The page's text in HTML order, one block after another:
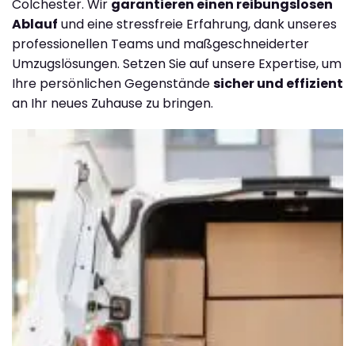
Colchester. Wir garantieren einen reibungslosen
Ablauf und eine stressfreie Erfahrung, dank unseres
professionellen Teams und maßgeschneiderter
Umzugslösungen. Setzen Sie auf unsere Expertise, um
Ihre persönlichen Gegenständesicher und effizient
an Ihr neues Zuhause zu bringen.